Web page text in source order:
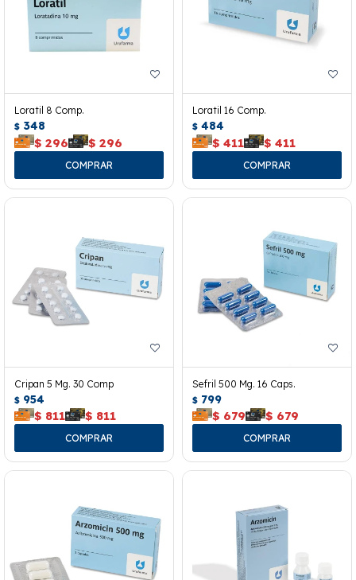
Loratil 8 Comp.
$ 348
$ 296 $ 296
Loratil 16 Comp.
$ 484
$ 411 $ 411
Cripan 5 Mg. 30 Comp
$ 954
$ 811 $ 811
Sefril 500 Mg. 16 Caps.
$ 799
$ 679 $ 679